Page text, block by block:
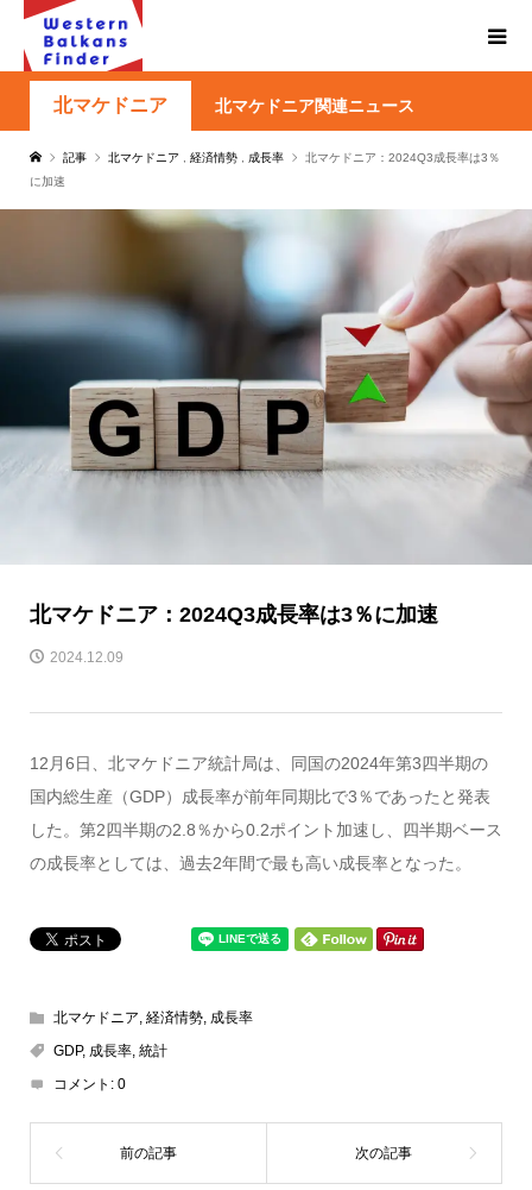
北マケドニア 北マケドニア関連ニュース
記事 北マケドニア 経済情勢 成長率
北マケドニア：2024Q3成長率は3％
に加速
北マケドニア：2024Q3成長率は3％に加速
2024.12.09
12月6日、北マケドニア統計局は、同国の2024年第3四半期の
国内総生産（GDP）成長率が前年同期比で3％であったと発表
した。第2四半期の2.8％から0.2ポイント加速し、四半期ベース
の成長率としては、過去2年間で最も高い成長率となった。
北マケドニア 経済情勢, 成長率
GDP, 成長率, 統計
コメント: 0